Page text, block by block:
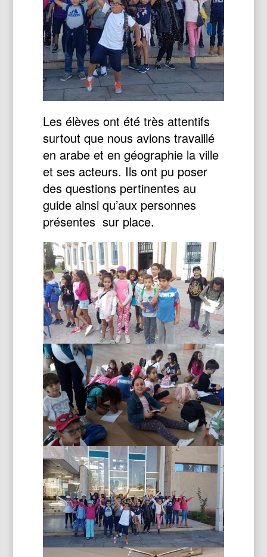
Les élèves ont été très attentifs
surtout que nous avions travaillé
en arabe et en géographie la ville
et ses acteurs. Ils ont pu poser
des questions pertinentes au
guide ainsi qu’aux personnes
présentes sur place.